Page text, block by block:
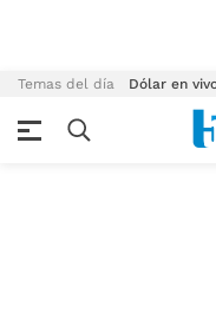
Temas del día Dólar en